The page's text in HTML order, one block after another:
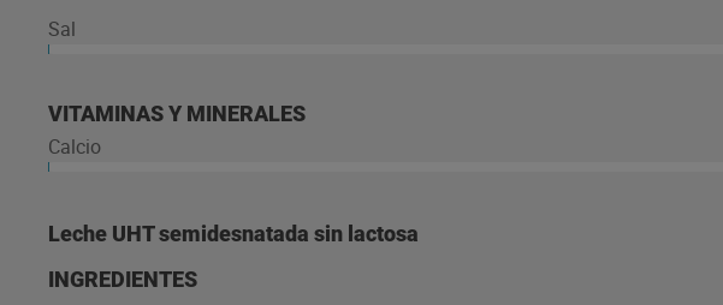
Sal
VITAMINAS Y MINERALES
Calcio
Leche UHT semidesnatada sin lactosa
INGREDIENTES